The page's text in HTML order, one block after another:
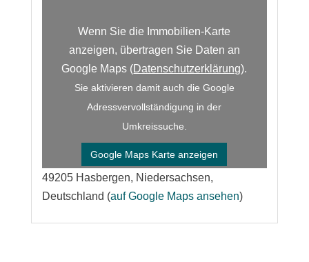
Wenn Sie die Immobilien-Karte
anzeigen, übertragen Sie Daten an
Google Maps (Datenschutzerklärung).
Sie aktivieren damit auch die Google
Adressvervollständigung in der
Umkreissuche.
Google Maps Karte anzeigen
49205 Hasbergen, Niedersachsen,
Deutschland (auf Google Maps ansehen)